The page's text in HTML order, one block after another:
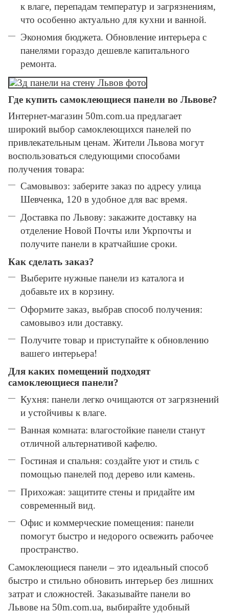
к влаге, перепадам температур и загрязнениям,
что особенно актуально для кухни и ванной.
Экономия бюджета. Обновление интерьера с
панелями гораздо дешевле капитального
ремонта.
Где купить самоклеющиеся панели во Львове?
Интернет-магазин 50m.com.ua предлагает
широкий выбор самоклеющихся панелей по
привлекательным ценам. Жители Львова могут
воспользоваться следующими способами
получения товара:
Самовывоз: заберите заказ по адресу улица
Шевченка, 120 в удобное для вас время.
Доставка по Львову: закажите доставку на
отделение Новой Почты или Укрпочты и
получите панели в кратчайшие сроки.
Как сделать заказ?
Выберите нужные панели из каталога и
добавьте их в корзину.
Оформите заказ, выбрав способ получения:
самовывоз или доставку.
Получите товар и приступайте к обновлению
вашего интерьера!
Для каких помещений подходят
самоклеющиеся панели?
Кухня: панели легко очищаются от загрязнений
и устойчивы к влаге.
Ванная комната: влагостойкие панели станут
отличной альтернативой кафелю.
Гостиная и спальня: создайте уют и стиль с
помощью панелей под дерево или камень.
Прихожая: защитите стены и придайте им
современный вид.
Офис и коммерческие помещения: панели
помогут быстро и недорого освежить рабочее
пространство.
Самоклеющиеся панели – это идеальный способ
быстро и стильно обновить интерьер без лишних
затрат и сложностей. Заказывайте панели во
Львове на 50m.com.ua, выбирайте удобный